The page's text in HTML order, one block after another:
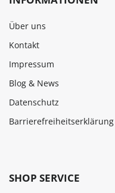
Über uns
Kontakt
Impressum
Blog & News
Datenschutz
Barrierefreiheitserklärung
SHOP SERVICE